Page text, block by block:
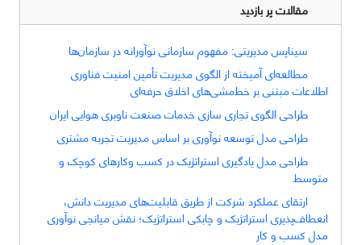
مقالات پر بازدید
سیناپس مدیریتی: مفهوم سازمانی نوآورانه در سازمان‌ها
مطالعه‌ای آمیخته از الگوی مدیریت تأمین امنیت فناوری
اطلاعات مبتنی بر خط‌‌مشی‌های اخلاق حرفه‌ای
طراحی الگوی تجاری سازی خدمات صنعت ناوبری هوایی ایران
طراحی مدل توسعه نوآوری بر اساس مدیریت تجربه مشتری
طراحی مدل یادگیری استراتژیک در کسب وکارهای کوچک و
متوسط
ارتقای عملکرد شرکت‌ از طریق قابلیت‌های مدیریت دانش،
انعطاف‌پذیری استراتژیک و چابکی استراتژیک؛ نقش میانجی نوآوری
مدل کسب و کار